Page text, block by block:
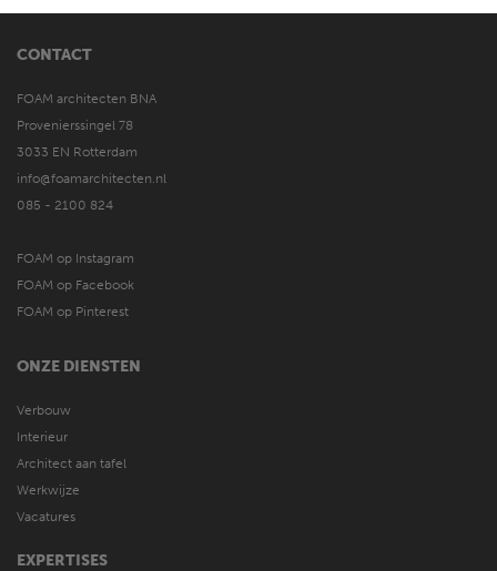
CONTACT
FOAM architecten BNA
Provenierssingel 78
3033 EN Rotterdam
info@foamarchitecten.nl
085 - 2100 824
FOAM op Instagram
FOAM op Facebook
FOAM op Pinterest
ONZE DIENSTEN
Verbouw
Interieur
Architect aan tafel
Werkwijze
Vacatures
EXPERTISES